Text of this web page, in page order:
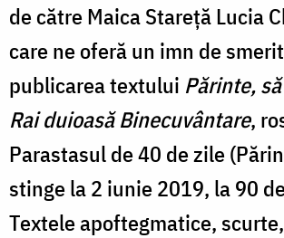
de către Maica Stareță Lucia
care ne oferă un imn de
publicarea textului Părinte,
Rai duioasă Binecuvântare,
Parastasul de 40 de zile
stinge la 2 iunie 2019, la 90
Textele apoftegmatice,